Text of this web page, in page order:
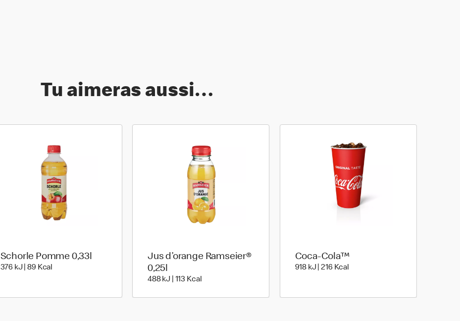
Tu aimeras aussi…
Schorle Pomme 0,33l
376 kJ | 89 Kcal 376 kiloJoule | 89 kilo calories
Jus d’orange Ramseier®
0,25l
488 kJ | 113 Kcal488 kiloJoule | 113 kilo calories
Coca-Cola™
918 kJ | 216 Kcal918 kiloJoule | 216 kilo calories